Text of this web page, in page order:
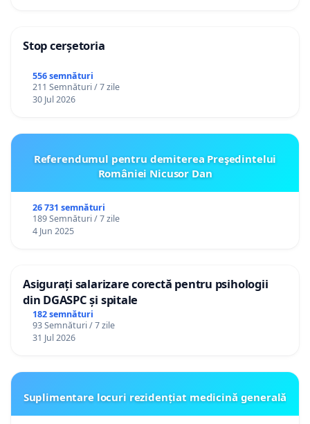
Stop cerșetoria
556 semnături
211 Semnături / 7 zile
30 Jul 2026
Referendumul pentru demiterea Preşedintelui
României Nicusor Dan
26 731 semnături
189 Semnături / 7 zile
4 Jun 2025
Asigurați salarizare corectă pentru psihologii
din DGASPC și spitale
182 semnături
93 Semnături / 7 zile
31 Jul 2026
Suplimentare locuri rezidențiat medicină generală